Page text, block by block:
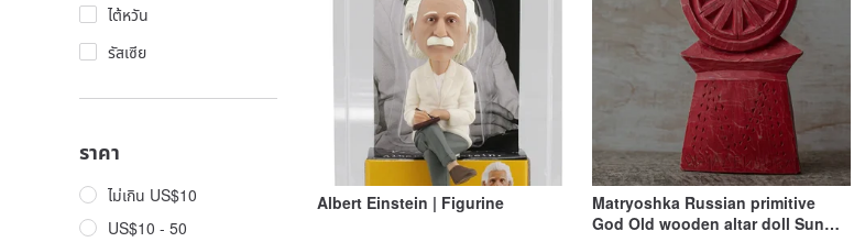
ไต้หวัน
รัสเซีย
ราคา
ไม่เกิน US$10
US$10 - 50
Albert Einstein | Figurine
Matryoshka Russian primitive
God Old wooden altar doll Sun